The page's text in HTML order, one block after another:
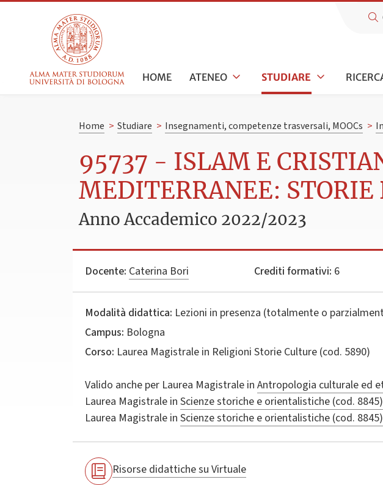
HOME ATENEO STUDIARE
Home > Studiare > Insegnamenti, competenze trasversali, MOOCs >
95737 - ISLAM E
MEDITERRANEE:
Anno Accademico 2022/2023
Docente: Caterina Bori Crediti formativi: 6
Modalità didattica: Lezioni in presenza (totalmente o
Campus: Bologna
Corso: Laurea Magistrale in Religioni Storie Culture (cod. 5890)
Valido anche per Laurea Magistrale in Antropologia culturale ed
Laurea Magistrale in Scienze storiche e orientalistiche (cod. 8845)
Laurea Magistrale in Scienze storiche e orientalistiche (cod. 8845)
Risorse didattiche su Virtuale